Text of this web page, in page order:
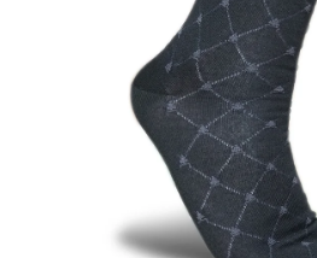
Obchodní podmínky Moje objednávka
Zakázková výroba
Reklamace a vrácení
Blog